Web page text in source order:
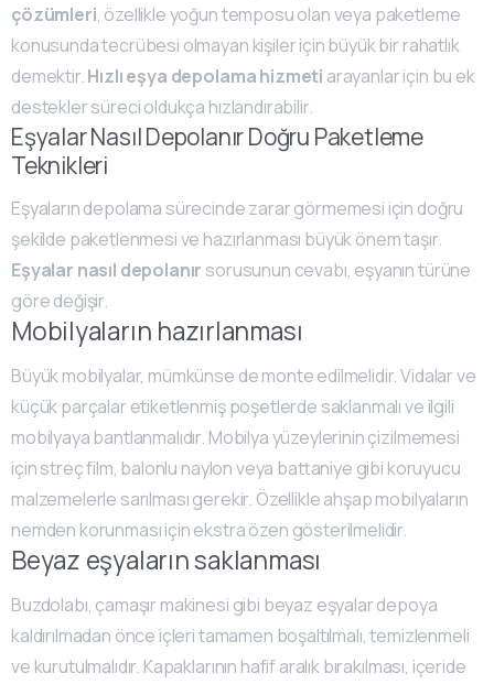
çözümleri, özellikle yoğun temposu olan veya paketleme
konusunda tecrübesi olmayan kişiler için büyük bir rahatlık
demektir.Hızlı eşya depolama hizmeti arayanlar için bu ek
destekler süreci oldukça hızlandırabilir.
Eşyalar Nasıl Depolanır Doğru Paketleme
Teknikleri
Eşyaların depolama sürecinde zarar görmemesi için doğru
şekilde paketlenmesi ve hazırlanması büyük önem taşır.
Eşyalar nasıl depolanır sorusunun cevabı, eşyanın türüne
göre değişir.
Mobilyaların hazırlanması
Büyük mobilyalar, mümkünse de monte edilmelidir. Vidalar ve
küçük parçalar etiketlenmiş poşetlerde saklanmalı ve ilgili
mobilyaya bantlanmalıdır. Mobilya yüzeylerinin çizilmemesi
için streç film, balonlu naylon veya battaniye gibi koruyucu
malzemelerle sarılması gerekir. Özellikle ahşap mobilyaların
nemden korunması için ekstra özen gösterilmelidir.
Beyaz eşyaların saklanması
Buzdolabı, çamaşır makinesi gibi beyaz eşyalar depoya
kaldırılmadan önce içleri tamamen boşaltılmalı, temizlenmeli
ve kurutulmalıdır. Kapaklarının hafif aralık bırakılması, içeride